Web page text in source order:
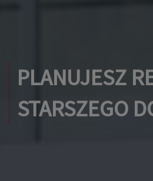
PLANUJESZ
STARSZEGO